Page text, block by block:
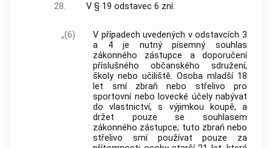
28.
V § 19 odstavec 6 zní:
„(6)
V případech uvedených v odstavcích 3
a 4 je nutný písemný souhlas
zákonného zástupce a doporučení
příslušného občanského sdružení,
školy nebo učiliště. Osoba mladší 18
let smí zbraň nebo střelivo pro
sportovní nebo lovecké účely nabývat
do vlastnictví, s výjimkou koupě, a
držet pouze se souhlasem
zákonného zástupce; tuto zbraň nebo
střelivo smí používat pouze za